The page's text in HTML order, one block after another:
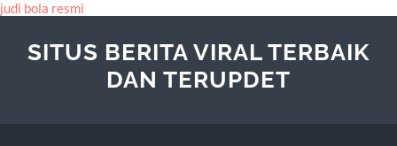
judi bola resmi
SITUS BERITA VIRAL TERBAIK
DAN TERUPDET